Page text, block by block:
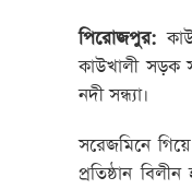
পিরোজপুর:
কাউখালী সড়ক
নদী সন্ধ্যা।
সরেজমিনে
প্রতিষ্ঠান